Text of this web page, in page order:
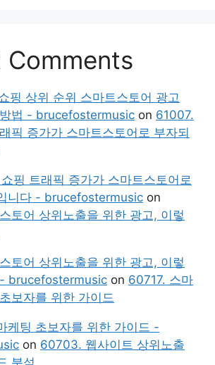
Comments
핑 상위 순위 스마트스토어 광고
법 - brucefostermusic on 61007.
픽 증가가 스마트스토어로 부자되
핑 트래픽 증가가 스마트스토어로
니다 - brucefostermusic on
토어 상위노출을 위한 광고, 이렇
토어 상위노출을 위한 광고, 이렇
brucefostermusic on 60717. 스마
보자를 위한 가이드
케팅 초보자를 위한 가이드 -
on 60703. 웹사이트 상위노출
분석